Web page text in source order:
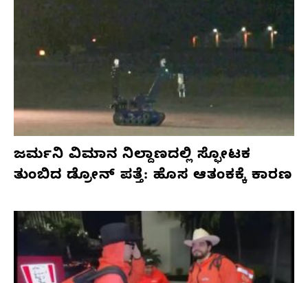
ಜರ್ಮನಿ ವಿಮಾನ ನಿಲ್ದಾಣದಲ್ಲಿ ಸ್ಫೋಟಕ
ತುಂಬಿದ ಡ್ರೋನ್ ಪತ್ತೆ: ಹೊಸ ಆತಂಕಕ್ಕೆ ಕಾರಣ